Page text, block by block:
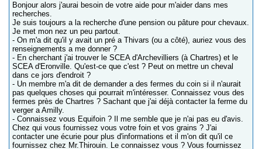
Bonjour alors j'aurai besoin de votre aide pour m'aider dans mes
recherches.
Je suis toujours a la recherche d'une pension ou pâture pour chevaux.
Je met mon nez un peu partout.
- On m'a dit qu'il y avait un pré a Thivars (ou a côté), auriez vous des
renseignements a me donner ?
- En cherchant j'ai trouver le SCEA d'Archevilliers (à Chartres) et le
SCEA d'Eronville. Qu'est-ce que c'est ? Peut on mettre un cheval
dans ce jors d'endroit ?
- Un membre m'a dit de demander a des fermes du coin si il n'aurait
pas quelques choses qui pourrait m'intéresser. Connaissez vous des
fermes près de Chartres ? Sachant que j'ai déjà contacter la ferme du
verger a Amilly.
- Connaissez vous Equifoin ? Il me semble que je n'ai pas eu d'avis.
Chez qui vous fournissez vous votre foin et vos grains ? J'ai
contacter une écurie pour plus d'informations et il m'on dit qu'il ce
fournissez chez Mr.Thirouin. Le connaissez vous ? Vous fournissez